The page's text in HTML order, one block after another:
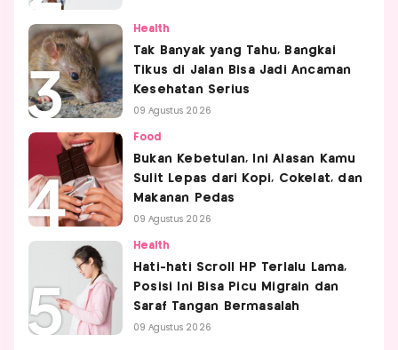
Health
Tak Banyak yang Tahu, Bangkai
Tikus di Jalan Bisa Jadi Ancaman
Kesehatan Serius
09 Agustus 2026
Food
Bukan Kebetulan, Ini Alasan Kamu
Sulit Lepas dari Kopi, Cokelat, dan
Makanan Pedas
09 Agustus 2026
Health
Hati-hati Scroll HP Terlalu Lama,
Posisi Ini Bisa Picu Migrain dan
Saraf Tangan Bermasalah
09 Agustus 2026